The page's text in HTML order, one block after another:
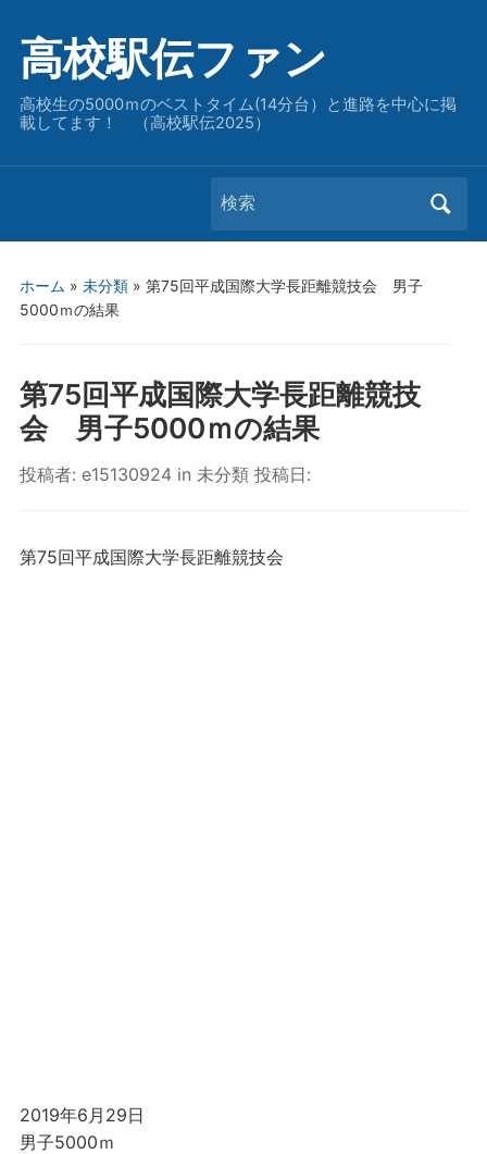
高校駅伝ファン
高校生の5000ｍのベストタイム(14分台）と進路を中心に掲
載してます！ （高校駅伝2025）
Search
for:
ホーム » 未分類» 第75回平成国際大学長距離競技会 男子
5000ｍの結果
第75回平成国際大学長距離競技
会 男子5000ｍの結果
投稿者: e15130924 in 未分類投稿日:
第75回平成国際大学長距離競技会
2019年6月29日
男子5000ｍ